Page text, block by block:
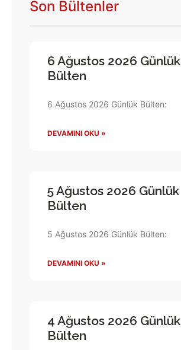
Son Bültenler
6 Ağustos 2026 Günlük
Bülten
6 Ağustos 2026 Günlük Bülten:
DEVAMINI OKU »
5 Ağustos 2026 Günlük
Bülten
5 Ağustos 2026 Günlük Bülten:
DEVAMINI OKU »
4 Ağustos 2026 Günlük
Bülten